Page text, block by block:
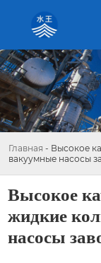
Главная - Высокое
вакуумные насосы
Высокое
жидкие
насосы